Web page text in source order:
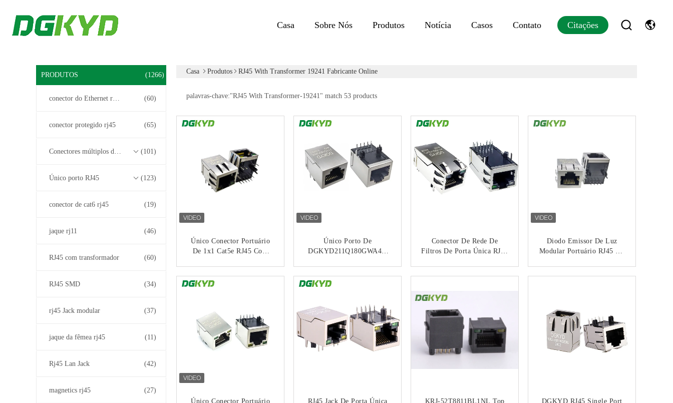
Casa Sobre Nós Produtos Notícia Casos Contato Citações
PRODUTOS (1266)
conector do Ethernet rj45 (60)
conector protegido rj45 (65)
Conectores múltiplos do porto RJ45 (101)
Único porto RJ45 (123)
conector de cat6 rj45 (19)
jaque rj11 (46)
RJ45 com transformador (60)
RJ45 SMD (34)
rj45 Jack modular (37)
jaque da fêmea rj45 (11)
Rj45 Lan Jack (42)
magnetics rj45 (27)
Casa Produtos RJ45 With Transformer 19241 Fabricante Online
palavras-chave:"RJ45 With Transformer-19241" match 53 products
Único Conector Portuário
De 1x1 Cat5e RJ45 Com
Yellow Green Único Com
CONTACTO
Único Porto De
DGKYD211Q180GWA4D
CONTACTO
Conector De Rede De
Filtros De Porta Única RJ45
CONTACTO
Diodo Emissor De Luz
Modular Portuário RJ45 Do
CONTACTO
Único Conector Portuário
RJ45 Jack De Porta Única
KRJ-52T8811BL1NL Top
DGKYD RJ45 Single Port